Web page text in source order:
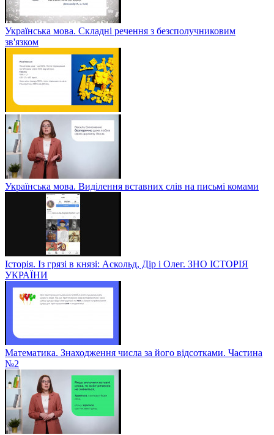
Українська мова. Складні речення з безсполучниковим
зв'язком
Українська мова. Виділення вставних слів на письмі комами
Історія. Із грязі в князі: Аскольд, Дір і Олег. ЗНО ІСТОРІЯ
УКРАЇНИ
Математика. Знаходження числа за його відсотками. Частина
№2